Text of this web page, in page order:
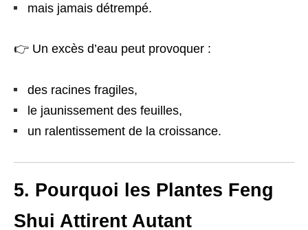
mais jamais détrempé.
👉 Un excès d’eau peut provoquer :
des racines fragiles,
le jaunissement des feuilles,
un ralentissement de la croissance.
5. Pourquoi les Plantes Feng
Shui Attirent Autant